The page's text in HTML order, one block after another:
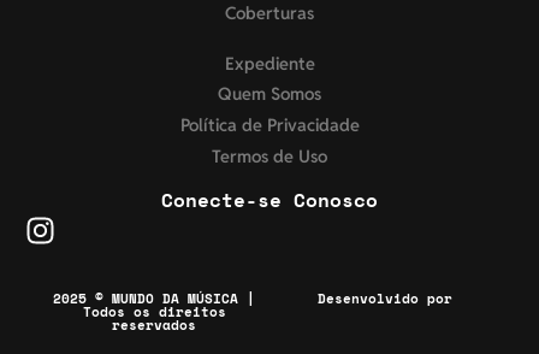
Coberturas
Expediente
Quem Somos
Política de Privacidade
Termos de Uso
Conecte-se Conosco
2025 © MUNDO DA MÚSICA |
Todos os direitos
reservados
Desenvolvido por